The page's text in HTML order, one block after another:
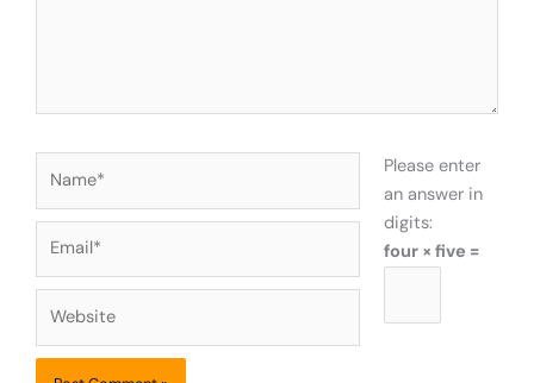
Please enter
an answer in
digits:
four × five =